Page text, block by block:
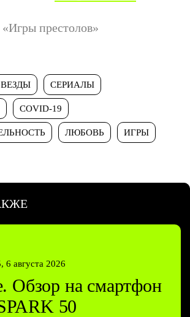
престолов»
СЕРИАЛЫ
COVID-19
ЛЮБОВЬ ИГРЫ
6 августа 2026
Обзор на смартфон
50